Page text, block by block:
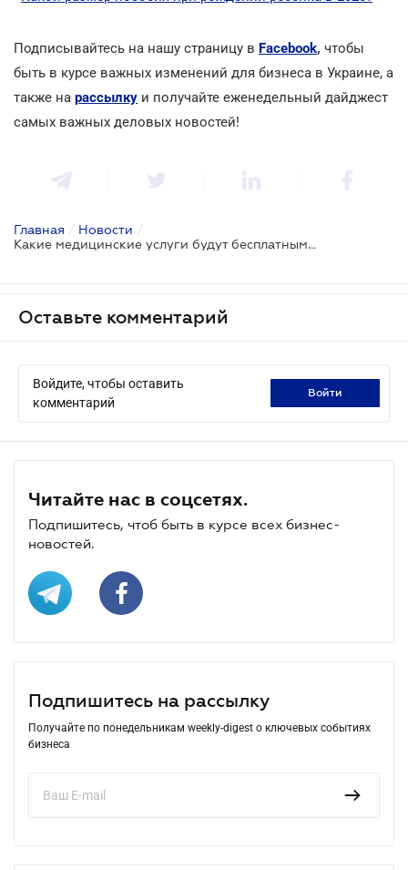
Подписывайтесь на нашу страницу в Facebook, чтобы
быть в курсе важных изменений для бизнеса в Украине, а
также на рассылку и получайте еженедельный дайджест
самых важных деловых новостей!
Главная / Новости /
Какие медицинские услуги будут бесплатными в 2020 году?
Оставьте комментарий
Войдите, чтобы оставить
комментарий
войти
Читайте нас в соцсетях.
Подпишитесь, чтоб быть в курсе всех бизнес-
новостей.
Подпишитесь на рассылку
Получайте по понедельникам weekly-digest о ключевых событиях
бизнеса